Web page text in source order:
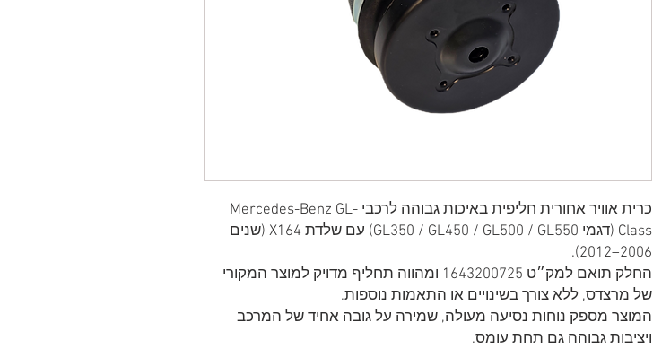
כרית אוויר אחורית חליפית באיכות גבוהה לרכבי Mercedes-Benz GL-
Class (דגמי GL350 / GL450 / GL500 / GL550) עם שלדת X164 (שנים
2006–2012).
החלק תואם למק״ט 1643200725 ומהווה תחליף מדויק למוצר המקורי
של מרצדס, ללא צורך בשינויים או התאמות נוספות.
המוצר מספק נוחות נסיעה מעולה, שמירה על גובה אחיד של המרכב
ויציבות גבוהה גם תחת עומס.